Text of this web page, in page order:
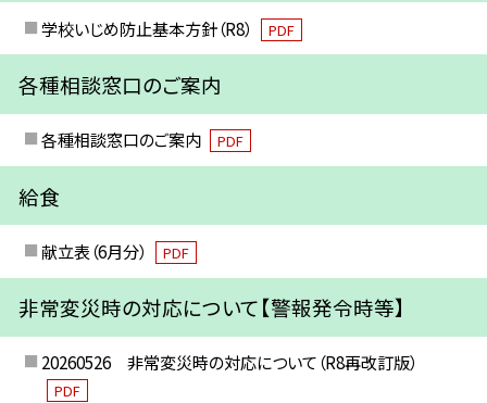
学校いじめ防止基本方針（R8） PDF
各種相談窓口のご案内
各種相談窓口のご案内 PDF
給食
献立表（6月分） PDF
非常変災時の対応について【警報発令時等】
20260526 非常変災時の対応について（R8再改訂版）
PDF